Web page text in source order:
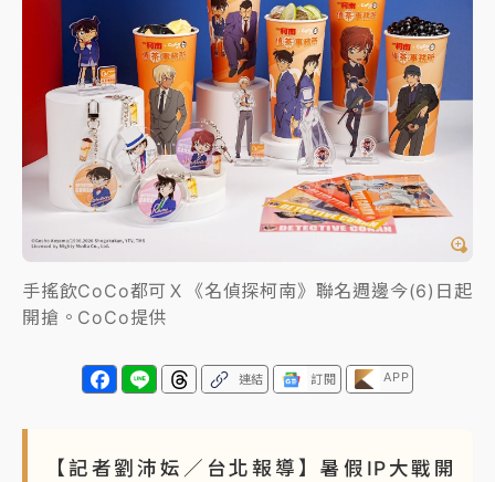
中信慈善基金會想增加董事人數！辜仲諒向法院聲請遭
駁 理由曝光
故宮《龍藏經》特展第2檔！今線上預約開賣一度塞車
周六起展出延長至晚上7時
台東農業處長涉圖利渡假村！東檢抗告成功 今重開羈
押庭
父親節泡湯了！中颱白海豚雨彈轟3天 「紅到發紫」降
雨熱區曝
手搖飲CoCo都可Ｘ《名偵探柯南》聯名週邊今(6)日起
開搶。CoCo提供
連結 訂閱 APP
【記者劉沛妘／台北報導】暑假IP大戰開